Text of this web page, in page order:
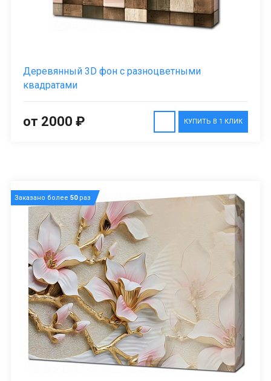
Деревянный 3D фон с разноцветными
квадратами
КУПИТЬ В 1 КЛИК
от 2000 ₽
Заказано более 50раз